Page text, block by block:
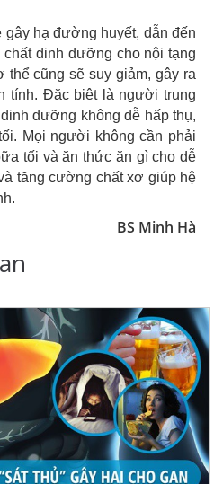
gây hạ đường huyết, dẫn đến
dinh dưỡng cho nội tạng
thể cũng sẽ suy giảm, gây ra
tính. Đặc biệt là người trung
dưỡng không dễ hấp thụ,
Mọi người không cần phải
tối và ăn thức ăn gì cho dễ
tăng cường chất xơ giúp hệ
BS Minh Hà